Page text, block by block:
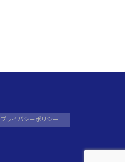
プライバシーポリシー